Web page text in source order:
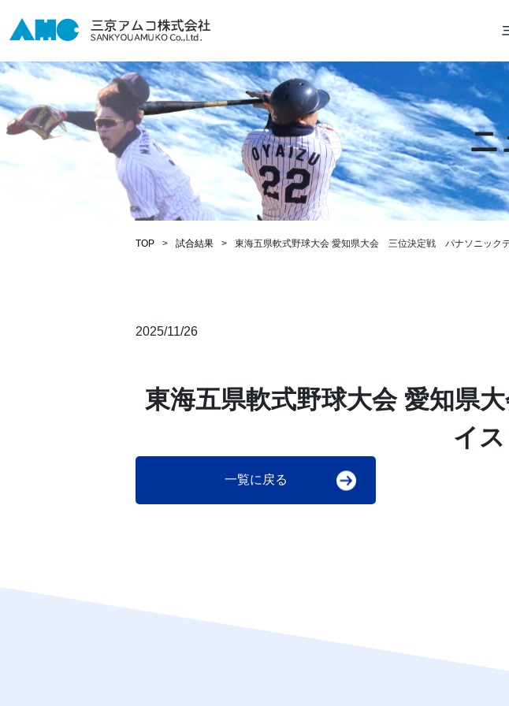
ニ
TOP 試合結果 東海五県軟式野球大会 愛知県大会 三位決定戦 パナソニック
2025/11/26
東海五県軟式野球大会 愛知
イ
一覧に戻る